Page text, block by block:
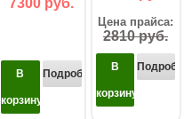
7300 руб.
В
корзину
Подробнее...
Цена прайса:
2810 руб.
В
корзину